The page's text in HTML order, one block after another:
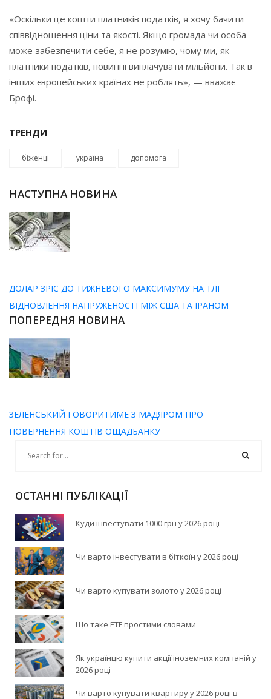
«Оскільки це кошти платників податків, я хочу бачити
співвідношення ціни та якості. Якщо громада чи особа
може забезпечити себе, я не розумію, чому ми, як
платники податків, повинні виплачувати мільйони. Так в
інших європейських країнах не роблять», — вважає
Брофі.
ТРЕНДИ
біженці україна допомога
НАСТУПНА НОВИНА
ДОЛАР ЗРІС ДО ТИЖНЕВОГО МАКСИМУМУ НА ТЛІ
ВІДНОВЛЕННЯ НАПРУЖЕНОСТІ МІЖ США ТА ІРАНОМ
ПОПЕРЕДНЯ НОВИНА
ЗЕЛЕНСЬКИЙ ГОВОРИТИМЕ З МАДЯРОМ ПРО
ПОВЕРНЕННЯ КОШТІВ ОЩАДБАНКУ
ОСТАННІ ПУБЛІКАЦІЇ
Куди інвестувати 1000 грн у 2026 році
Чи варто інвестувати в біткоїн у 2026 році
Чи варто купувати золото у 2026 році
Що таке ETF простими словами
Як українцю купити акції іноземних компаній у
2026 році
Чи варто купувати квартиру у 2026 році в